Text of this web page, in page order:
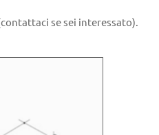
se sei interessato).